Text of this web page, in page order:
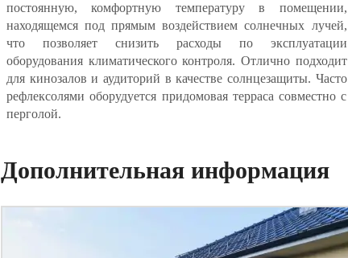
постоянную, комфортную температуру в помещении,
находящемся под прямым воздействием солнечных лучей,
что позволяет снизить расходы по эксплуатации
оборудования климатического контроля. Отлично подходит
для кинозалов и аудиторий в качестве солнцезащиты. Часто
рефлексолями оборудуется придомовая терраса совместно с
перголой.
Дополнительная информация